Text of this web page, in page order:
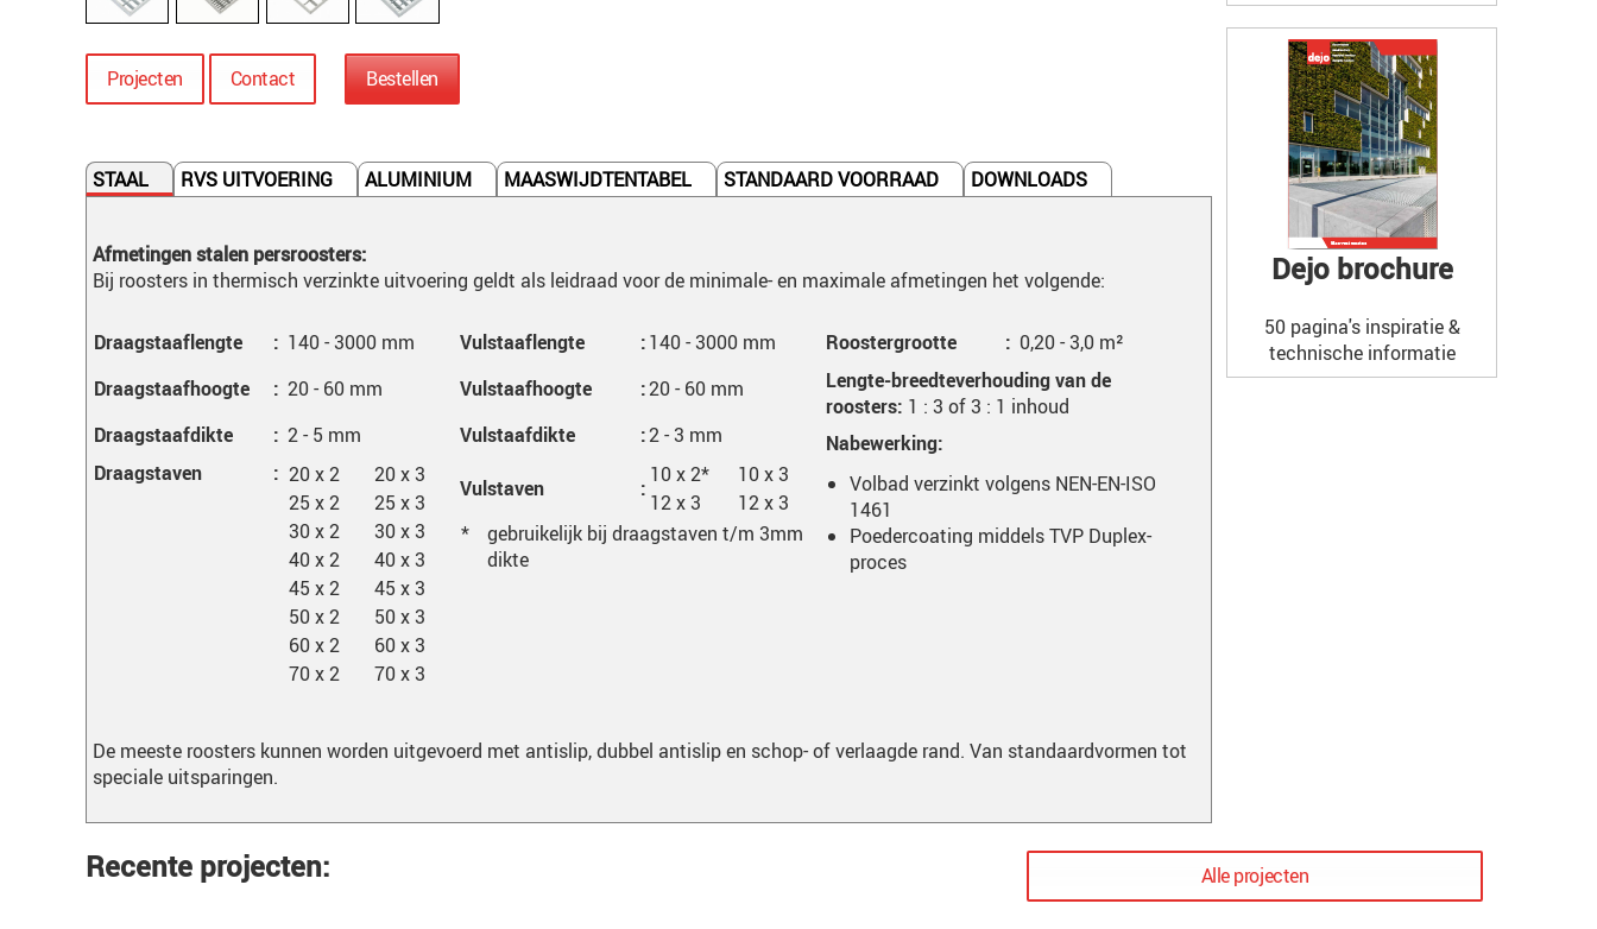
Projecten Contact Bestellen
STAAL RVS UITVOERING ALUMINIUM MAASWIJDTENTABEL STANDAARD VOORRAAD DOWNLOADS
Afmetingen stalen persroosters:
Bij roosters in thermisch verzinkte uitvoering geldt als leidraad voor de minimale- en maximale afmetingen het volgende:
Draagstaaflengte : 140 - 3000 mm
Draagstaafhoogte
: 20 - 60 mm
Draagstaafdikte
: 2 - 5 mm
Draagstaven
: 20 x 2
20 x 3
25 x 2
25 x 3
30 x 2
30 x 3
40 x 2
40 x 3
45 x 2
45 x 3
50 x 2
50 x 3
60 x 2
60 x 3
70 x 2
70 x 3
Vulstaaflengte :140 - 3000 mm
Vulstaafhoogte
:20 - 60 mm
Vulstaafdikte
:2 - 3 mm
Vulstaven :
10 x 2*
10 x 3
12 x 3
12 x 3
*
gebruikelijk bij draagstaven t/m 3mm
dikte
Roostergrootte : 0,20 - 3,0 m²
Lengte-breedteverhouding van de
roosters: 1 : 3 of 3 : 1 inhoud
Nabewerking:
Volbad verzinkt volgens NEN-EN-ISO
1461
Poedercoating middels TVP Duplex-
proces
De meeste roosters kunnen worden uitgevoerd met antislip, dubbel antislip en schop- of verlaagde rand. Van standaardvormen tot
speciale uitsparingen.
Dejo brochure
50 pagina's inspiratie &
technische informatie
Alle projecten
Recente projecten: